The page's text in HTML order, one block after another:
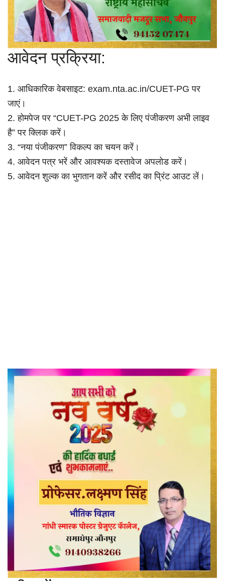
आवेदन प्रक्रिया:
1. आधिकारिक वेबसाइट: exam.nta.ac.in/CUET-PG पर
जाएं।
2. होमपेज पर “CUET-PG 2025 के लिए पंजीकरण अभी लाइव
है” पर क्लिक करें।
3. “नया पंजीकरण” विकल्प का चयन करें।
4. आवेदन पत्र भरें और आवश्यक दस्तावेज अपलोड करें।
5. आवेदन शुल्क का भुगतान करें और रसीद का प्रिंट आउट लें।